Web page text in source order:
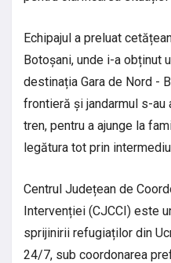
Echipajul a preluat
Botoșani, unde i-a obținut
destinația Gara de Nord -
frontieră și jandarmul s-au
tren, pentru a ajunge la
legătura tot prin
Centrul Județean de
Intervenției (CJCCI) este
sprijinirii refugiaților din
24/7, sub coordonarea